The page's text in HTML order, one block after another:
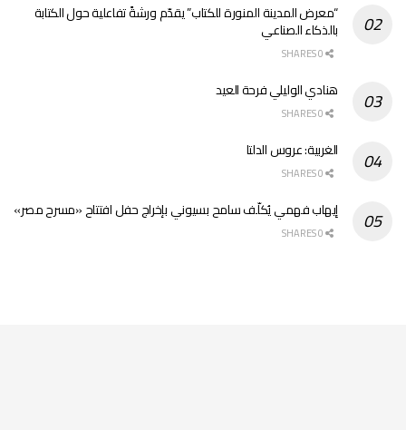
“معرض المدينة المنورة للكتاب” يقدّم ورشةً تفاعلية حول الكتابة
بالذكاء الصناعي
هنادي الوليلي فرحة العيد
الغربية: عروس الدلتا
إيهاب فهمي يُكلّف سامح بسيوني بإخراج حفل افتتاح «مسرح مصر»